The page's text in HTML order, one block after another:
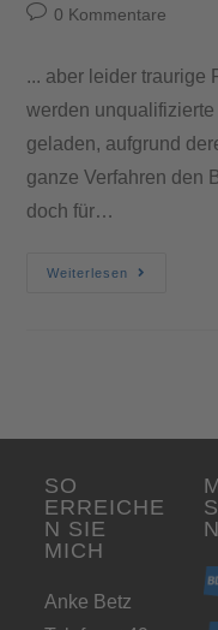
0 Kommentare
... aber leider traurige
werden
geladen, aufgrund
ganze Verfahren den
doch für…
Weiterlesen
SO
ERREICHE
N SIE
MICH
Anke Betz
N